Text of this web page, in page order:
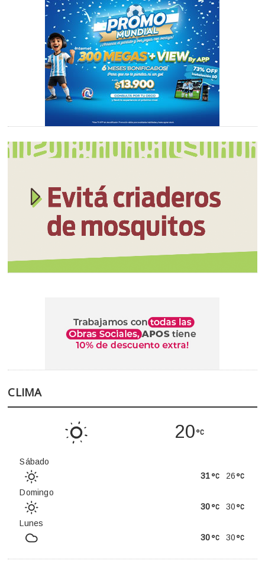
CLIMA
20
Sábado
26
31
Domingo
30
30
Lunes
30
30